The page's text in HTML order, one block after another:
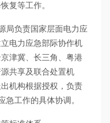
复等工作。
局负责国家层面电力应
电力应急部际协作机
津冀、长三角、粤港
共享及联合处置机
机构根据授权，负责
急工作的具体协调。